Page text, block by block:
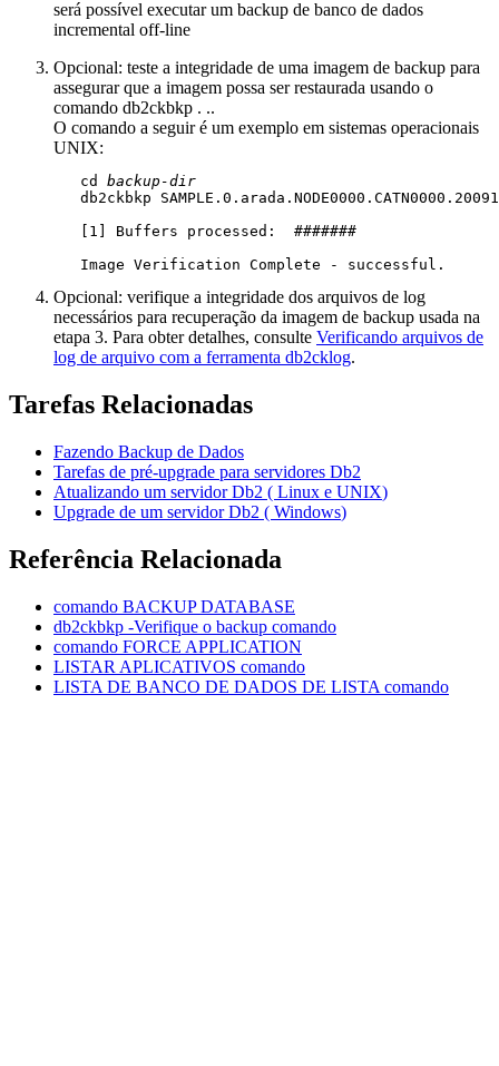
será possível executar um backup de banco de dados
incremental off-line
Opcional: teste a integridade de uma imagem de backup para
assegurar que a imagem possa ser restaurada usando o
comando db2ckbkp . ..
O comando a seguir é um exemplo em sistemas operacionais
UNIX:
   cd
backup-dir
db2ckbkp
   [1] Buffers processed:  #######
   Image Verification Complete - successful.
Opcional: verifique a integridade dos arquivos de log
necessários para recuperação da imagem de backup usada na
etapa 3. Para obter detalhes, consulte Verificando arquivos de
log de arquivo com a ferramenta db2cklog.
Tarefas Relacionadas
Fazendo Backup de Dados
Tarefas de pré-upgrade para servidores Db2
Atualizando um servidorDb2 ( Linux e UNIX)
Upgrade de um servidorDb2 ( Windows)
Referência Relacionada
comando BACKUP DATABASE
db2ckbkp -Verifique o backup comando
comando FORCE APPLICATION
LISTAR APLICATIVOS comando
LISTA DE BANCO DE DADOS DE LISTA comando